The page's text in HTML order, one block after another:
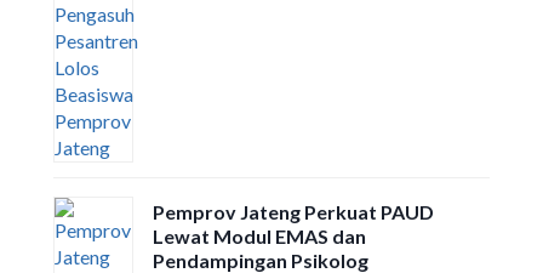
Pemprov Jateng Perkuat PAUD
Lewat Modul EMAS dan
Pendampingan Psikolog